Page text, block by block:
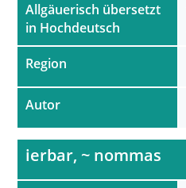
Allgäuerisch übersetzt
in Hochdeutsch
Region
Autor
ierbar, ~ nommas